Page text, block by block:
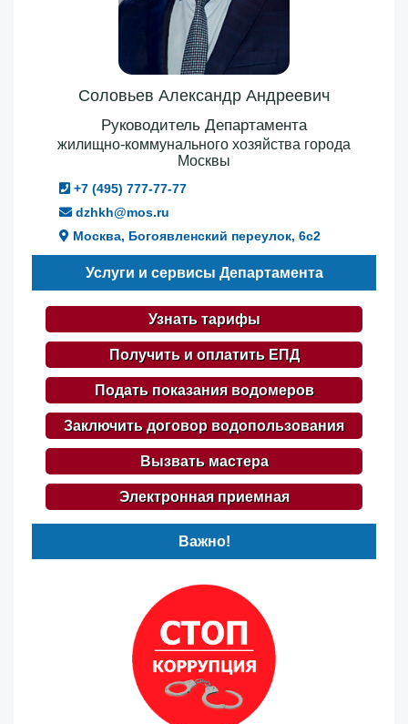
Соловьев Александр Андреевич
Руководитель Департамента
жилищно-коммунального хозяйства города
Москвы
+7 (495) 777-77-77
dzhkh@mos.ru
Москва, Богоявленский переулок, 6с2
Услуги и сервисы Департамента
Узнать тарифы
Получить и оплатить ЕПД
Подать показания водомеров
Заключить договор водопользования
Вызвать мастера
Электронная приемная
Важно!